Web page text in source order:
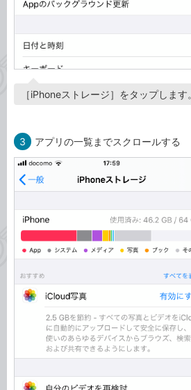
［iPhoneストレージ］をタップします。
3 アプリの一覧までスクロールする